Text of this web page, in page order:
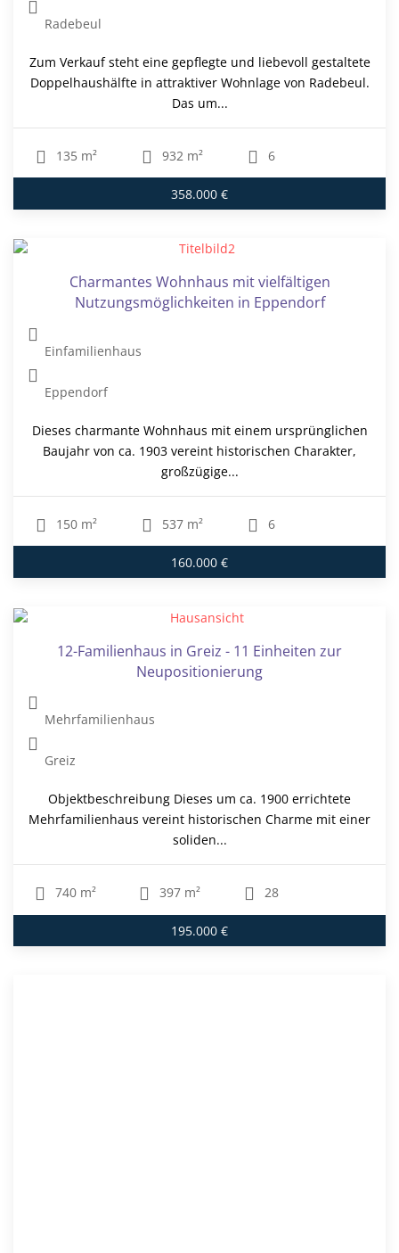
Radebeul
Zum Verkauf steht eine gepflegte und liebevoll gestaltete
Doppelhaushälfte in attraktiver Wohnlage von Radebeul.
Das um...
135 m² 932 m² 6
358.000 €
Charmantes Wohnhaus mit vielfältigen
Nutzungsmöglichkeiten in Eppendorf
Einfamilienhaus
Eppendorf
Dieses charmante Wohnhaus mit einem ursprünglichen
Baujahr von ca. 1903 vereint historischen Charakter,
großzügige...
150 m² 537 m² 6
160.000 €
12-Familienhaus in Greiz - 11 Einheiten zur
Neupositionierung
Mehrfamilienhaus
Greiz
Objektbeschreibung Dieses um ca. 1900 errichtete
Mehrfamilienhaus vereint historischen Charme mit einer
soliden...
740 m² 397 m² 28
195.000 €